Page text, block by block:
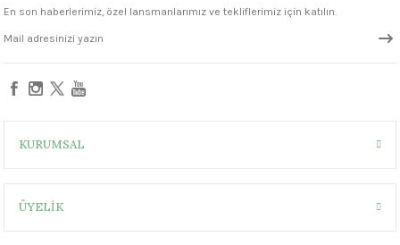
En son haberlerimiz, özel lansmanlarımız ve tekliflerimiz için katılın.
KURUMSAL
ÜYELİK